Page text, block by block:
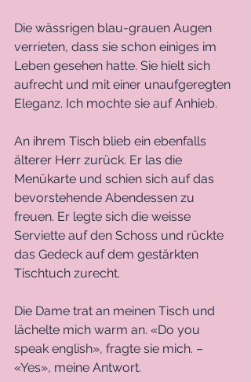
Die wässrigen blau-grauen Augen
verrieten, dass sie schon einiges im
Leben gesehen hatte. Sie hielt sich
aufrecht und mit einer unaufgeregten
Eleganz. Ich mochte sie auf Anhieb.
An ihrem Tisch blieb ein ebenfalls
älterer Herr zurück. Er las die
Menükarte und schien sich auf das
bevorstehende Abendessen zu
freuen. Er legte sich die weisse
Serviette auf den Schoss und rückte
das Gedeck auf dem gestärkten
Tischtuch zurecht.
Die Dame trat an meinen Tisch und
lächelte mich warm an. «Do you
speak english», fragte sie mich. –
«Yes», meine Antwort.